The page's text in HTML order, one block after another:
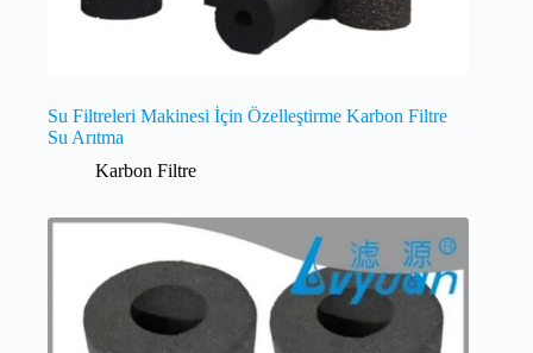
Su Filtreleri Makinesi İçin Özelleştirme Karbon Filtre
Su Arıtma
Karbon Filtre